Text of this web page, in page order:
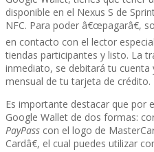
disponible en el Nexus S de
NFC. Para poder â€œpagarâ€,
en contacto con el lector
tiendas participantes y listo. La
inmediato, se debitará tu cuenta
mensual de tu tarjeta de crédito.
Es importante destacar que por
Google Wallet de dos formas:
PayPass con el logo de
Cardâ€, el cual puedes utilizar